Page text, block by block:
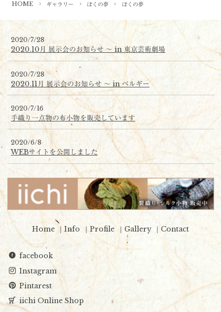
HOME ギャラリー ぼくの夢 ぼくの夢
2020/7/28
2020.10月 展示会のお知らせ 〜 in 東京芸術劇場
2020/7/28
2020.11月 展示会のお知らせ 〜 in ベルギー
2020/7/16
手織り一点物の布小物を販売しています
2020/6/8
WEBサイトを公開しました
Home Info Profile Gallery Contact
facebook
Instagram
Pintarest
iichi Online Shop